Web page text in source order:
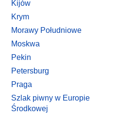
Kijów
Krym
Morawy Południowe
Moskwa
Pekin
Petersburg
Praga
Szlak piwny w Europie
Środkowej